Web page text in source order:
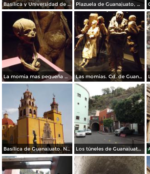
Basílica y Universidad de Guanajuato. Noviembre/2012 Plazuela de Guanajuato, Gto. Noviembre/2012
La momia mas pequeña del mundo. Guanajuato. Noviembre72012 Las momias. Cd. de Guanajuato. Noviembre/2012
Basílica de Guanajuato. Noviembre/2012 Los túneles de Guanajuato. Noviembre/2012